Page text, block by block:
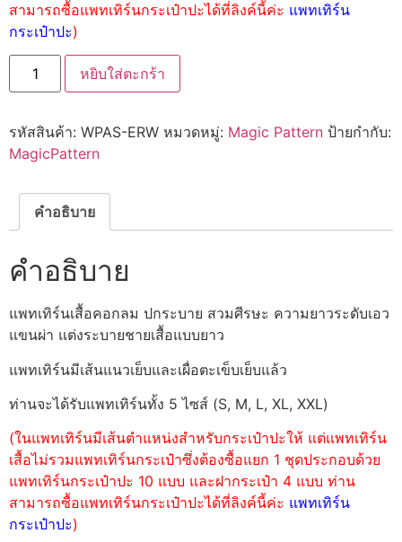
สามารถซื้อแพทเทิร์นกระเป๋าปะได้ที่ลิงค์นี้ค่ะ แพทเทิร์น
กระเป๋าปะ)
หยิบใส่ตะกร้า
รหัสสินค้า: WPAS-ERW หมวดหมู่: Magic Pattern ป้ายกำกับ:
MagicPattern
คำอธิบาย
คำอธิบาย
แพทเทิร์นเสื้อคอกลม ปกระบาย สวมศีรษะ ความยาวระดับเอว
แขนผ่า แต่งระบายชายเสื้อแบบยาว
แพทเทิร์นมีเส้นแนวเย็บและเผื่อตะเข็บเย็บแล้ว
ท่านจะได้รับแพทเทิร์นทั้ง 5 ไซส์ (S, M, L, XL, XXL)
(ในแพทเทิร์นมีเส้นตำแหน่งสำหรับกระเป๋าปะให้ แต่แพทเทิร์น
เสื้อไม่รวมแพทเทิร์นกระเป๋าซึ่งต้องซื้อแยก 1 ชุดประกอบด้วย
แพทเทิร์นกระเป๋าปะ 10 แบบ และฝากระเป๋า 4 แบบ ท่าน
สามารถซื้อแพทเทิร์นกระเป๋าปะได้ที่ลิงค์นี้ค่ะ แพทเทิร์น
กระเป๋าปะ)